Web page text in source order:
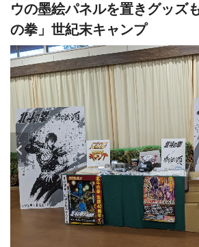
ウの墨絵パネルを置きグッズ
の拳」世紀末キャンプ